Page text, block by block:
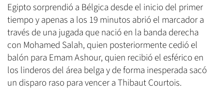
Egipto sorprendió a Bélgica desde el inicio del primer
tiempo y apenas a los 19 minutos abrió el marcador a
través de una jugada que nació en la banda derecha
con Mohamed Salah, quien posteriormente cedió el
balón para Emam Ashour, quien recibió el esférico en
los linderos del área belga y de forma inesperada sacó
un disparo raso para vencer a Thibaut Courtois.